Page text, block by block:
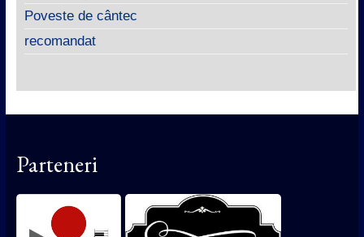
Poveste de cântec
recomandat
Parteneri